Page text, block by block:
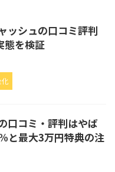
ッシュの口コミ評判
態を検証
口コミ・評判はやば
と最大3万円特典の注